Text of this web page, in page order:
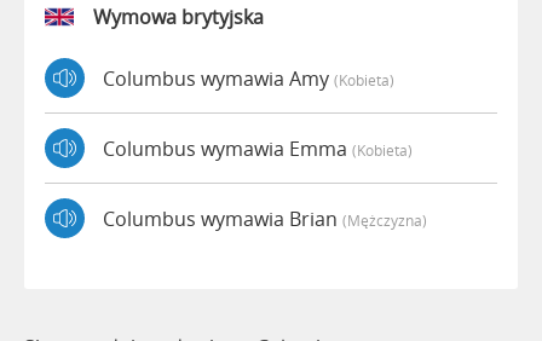
Wymowa brytyjska
Columbus wymawia Amy (kobieta)
Columbus wymawia Emma (kobieta)
Columbus wymawia Brian (mężczyzna)